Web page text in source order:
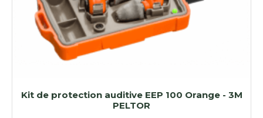
Kit de protection auditive EEP 100 Orange - 3M
PELTOR